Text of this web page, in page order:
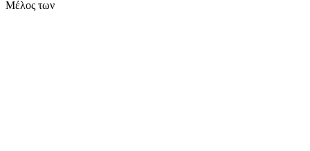
Μέλος των